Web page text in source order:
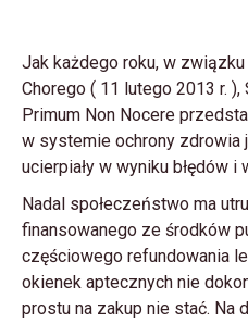
Jak każdego roku, w
Chorego ( 11 lutego 2013 r.
Primum Non Nocere
w systemie ochrony zdrowia
ucierpiały w wyniku błędów
Nadal społeczeństwo ma
finansowanego ze środków
częściowego refundowania
okienek aptecznych nie
prostu na zakup nie stać. Na